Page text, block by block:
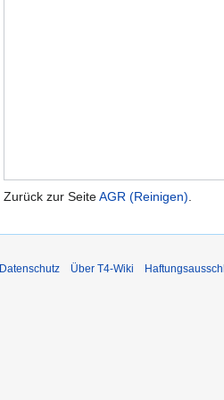
Zurück zur SeiteAGR (Reinigen).
Datenschutz Über T4-Wiki